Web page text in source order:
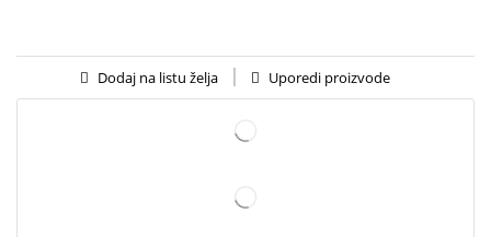
Dodaj na listu želja Uporedi proizvode